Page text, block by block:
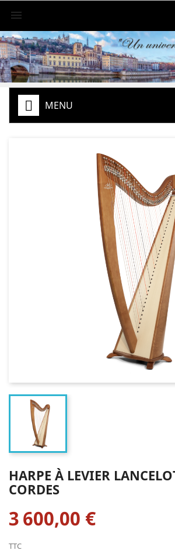

MENU
HARPE À LEVIER
CORDES
3 600,00 €
TTC